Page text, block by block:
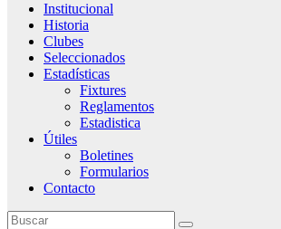
Institucional
Historia
Clubes
Seleccionados
Estadísticas
Fixtures
Reglamentos
Estadistica
Útiles
Boletines
Formularios
Contacto